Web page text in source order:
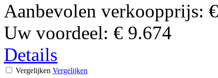
Aanbevolen verkoopprijs:
Uw voordeel: € 9.674
Details
Vergelijken Vergelijken